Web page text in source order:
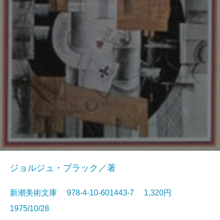
ジョルジュ・ブラック／著
新潮美術文庫 978-4-10-601443-7 1,320円
1975/10/28